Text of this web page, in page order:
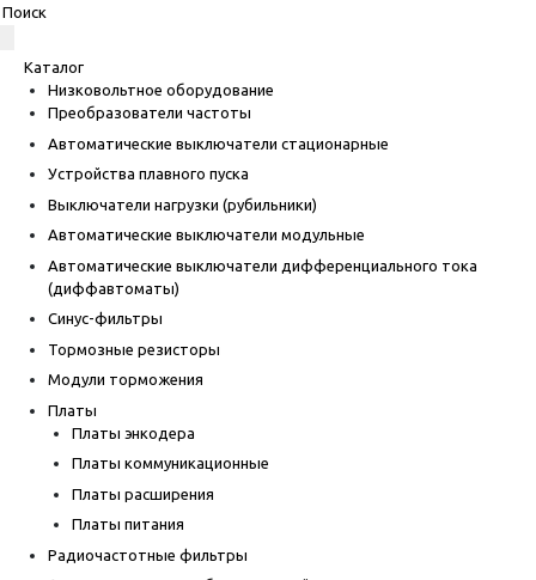
Каталог
Низковольтное оборудование
Преобразователи частоты
Автоматические выключатели стационарные
Устройства плавного пуска
Выключатели нагрузки (рубильники)
Автоматические выключатели модульные
Автоматические выключатели дифференциального тока
(диффавтоматы)
Синус-фильтры
Тормозные резисторы
Модули торможения
Платы
Платы энкодера
Платы коммуникационные
Платы расширения
Платы питания
Радиочастотные фильтры